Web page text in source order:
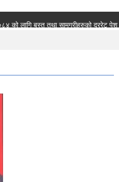
को लागि बस्तु तथा सामग्रीहरुको दररेट पेश